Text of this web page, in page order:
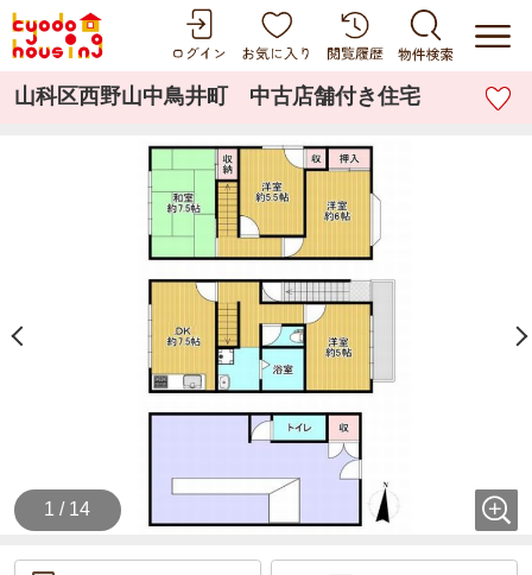
山科区西野山中鳥井町 中古店舗付き住宅
1 / 14